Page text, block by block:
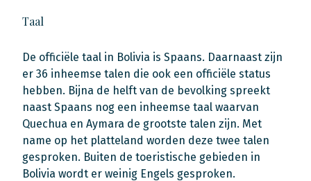
Taal
De officiële taal in Bolivia is Spaans. Daarnaast zijn
er 36 inheemse talen die ook een officiële status
hebben. Bijna de helft van de bevolking spreekt
naast Spaans nog een inheemse taal waarvan
Quechua en Aymara de grootste talen zijn. Met
name op het platteland worden deze twee talen
gesproken. Buiten de toeristische gebieden in
Bolivia wordt er weinig Engels gesproken.